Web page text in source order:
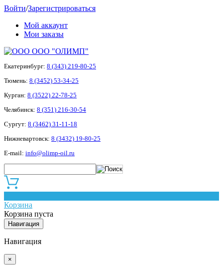
Войти/Зарегистрироваться
Мой аккаунт
Мои заказы
ООО "ОЛИМП"
Екатеринбург: 8 (343) 219-80-25
Тюмень: 8 (3452) 53-34-25
Курган: 8 (3522) 22-78-25
Челябинск: 8 (351) 216-30-54
Сургут: 8 (3462) 31-11-18
Нижневартовск: 8 (3432) 19-80-25
E-mail: info@olimp-oil.ru
Корзина
Корзина пуста
Навигация
Навигация
×